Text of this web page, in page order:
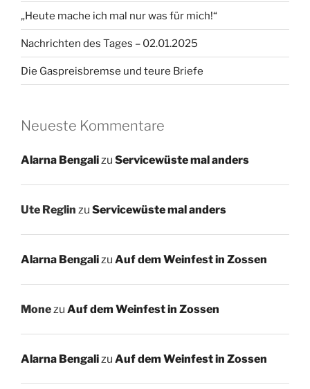
„Heute mache ich mal nur was für mich!“
Nachrichten des Tages – 02.01.2025
Die Gaspreisbremse und teure Briefe
Neueste Kommentare
Alarna Bengalizu Servicewüste mal anders
Ute Reglin zu Servicewüste mal anders
Alarna Bengalizu Auf dem Weinfest in Zossen
Monezu Auf dem Weinfest in Zossen
Alarna Bengalizu Auf dem Weinfest in Zossen